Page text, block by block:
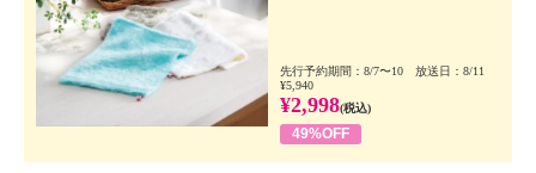
先行予約期間：8/7〜10 放送日：8/11
¥5,940
¥2,998(税込)
49%OFF